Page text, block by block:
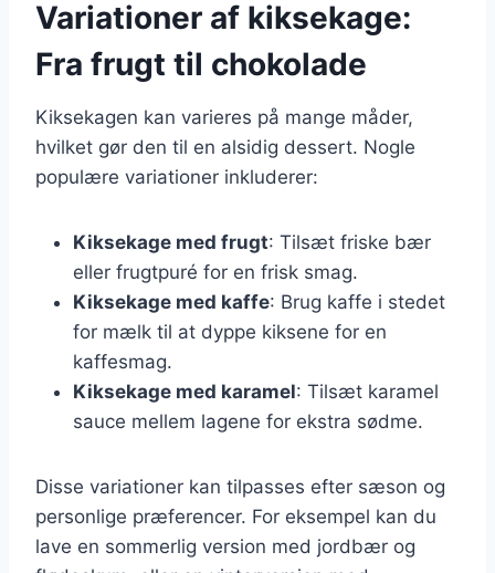
Variationer af kiksekage:
Fra frugt til chokolade
Kiksekagen kan varieres på mange måder,
hvilket gør den til en alsidig dessert. Nogle
populære variationer inkluderer:
Kiksekage med frugt: Tilsæt friske bær
eller frugtpuré for en frisk smag.
Kiksekage med kaffe: Brug kaffe i stedet
for mælk til at dyppe kiksene for en
kaffesmag.
Kiksekage med karamel: Tilsæt karamel
sauce mellem lagene for ekstra sødme.
Disse variationer kan tilpasses efter sæson og
personlige præferencer. For eksempel kan du
lave en sommerlig version med jordbær og